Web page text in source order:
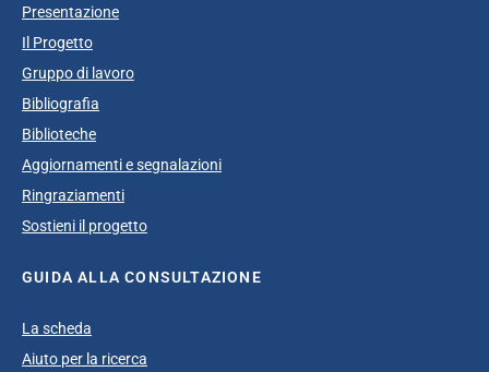
Presentazione
Il Progetto
Gruppo di lavoro
Bibliografia
Biblioteche
Aggiornamenti e segnalazioni
Ringraziamenti
Sostieni il progetto
GUIDA ALLA CONSULTAZIONE
La scheda
Aiuto per la ricerca